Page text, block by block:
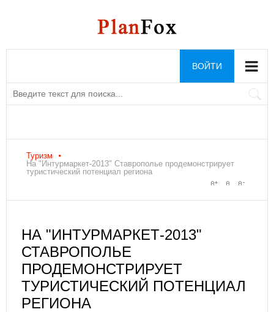
ВОЙТИ
Туризм
На "Интурмаркет-2013" Ставрополье продемонстрирует
туристический потенциал региона
НА "ИНТУРМАРКЕТ-2013"
СТАВРОПОЛЬЕ
ПРОДЕМОНСТРИРУЕТ
ТУРИСТИЧЕСКИЙ ПОТЕНЦИАЛ
РЕГИОНА